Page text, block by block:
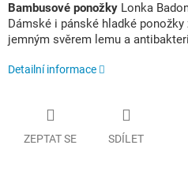
Bambusové ponožky Lonka
Dámské i pánské hladké
jemným svěrem lemu a
Detailní informace
ZEPTAT SE SDÍLET